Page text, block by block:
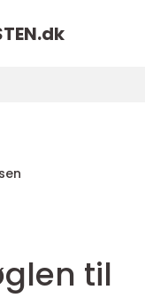
dk
til